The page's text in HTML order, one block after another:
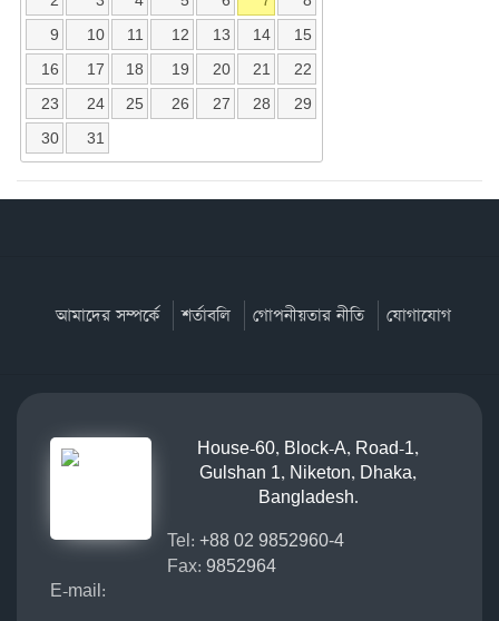
9
10 11 12 13 14
15
16
17 18 19 20 21
22
23
24 25 26 27 28
29
30
31
আমাদের সম্পর্কে শর্তাবলি গোপনীয়তার নীতি যোগাযোগ
House-60, Block-A, Road-1,
Gulshan 1, Niketon, Dhaka,
Bangladesh.
Tel: +88 02 9852960-4
Fax: 9852964
E-mail: